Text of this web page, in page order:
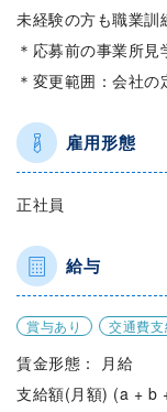
未経験の方も職業訓
＊応募前の事業所見
＊変更範囲：会社の
雇用形態
正社員
給与
賞与あり 交通費
賃金形態： 月給
支給額(月額) (a + b